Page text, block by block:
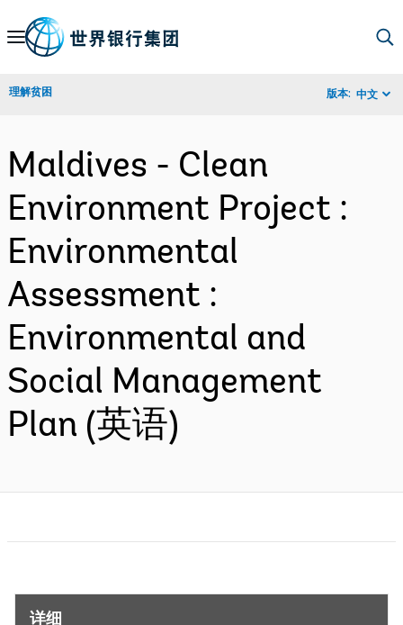
Skip
Navigation
理解贫困 版本: 中文
Maldives - Clean
Environment Project :
Environmental
Assessment :
Environmental and
Social Management
Plan (英语)
详细